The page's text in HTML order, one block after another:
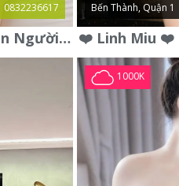
0832236617
❤️An Nhiên❤️Mỹ Nữ Vạn Người Mê,Da Trắng, Mặt Xynh, Đẹp Từng
Bến Thành, Quận 1
1000K